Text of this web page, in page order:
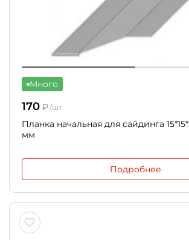
Много
170 ₽/шт
Планка начальная для сайдинга
мм
Подробнее